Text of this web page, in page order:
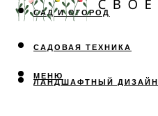
САД И ОГОРОД
САДОВАЯ ТЕХНИКА
ЛАНДШАФТНЫЙ ДИЗАЙН
МЕНЮ